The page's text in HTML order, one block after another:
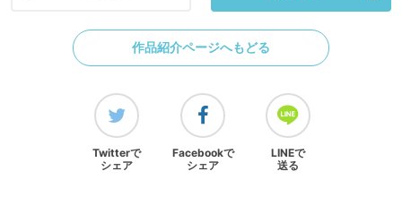
作品紹介ページへもどる
Twitterで
シェア
Facebookで
シェア
LINEで
送る